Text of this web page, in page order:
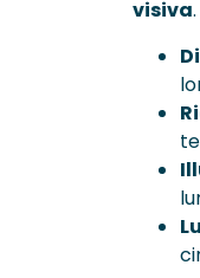
visiva